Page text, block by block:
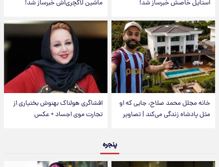
استایل خاصش خبرساز شد!
ماشین لاکچری‌اش خبرساز شد!
خانه مجلل محمد صلاح، جایی که او
مثل پادشاه زندگی می‌کند | تصاویر
افشاگری هولناک بهنوش بختیاری از
تجارت موی اجساد + عکس
پنجره